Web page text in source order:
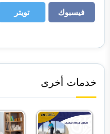
فيسبوك
فيسبوك
تويتر
تويتر
خدمات أخرى